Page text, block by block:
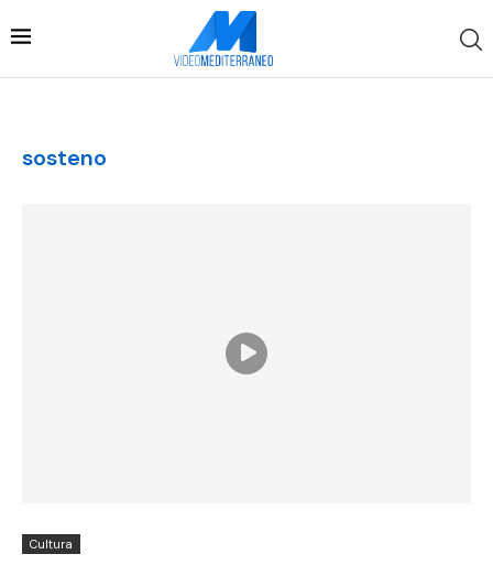
sosteno
Cultura